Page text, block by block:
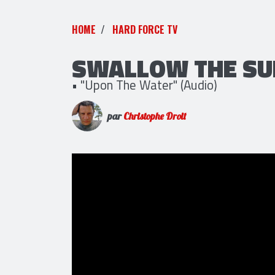
HOME HARD FORCE TV
SWALLOW THE
• "Upon The Water" (Audio)
parChristophe Droit